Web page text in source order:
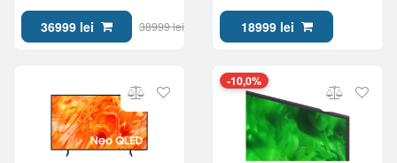
4K UHD, webOS, Black
36999 lei 38999 lei
UHD, Google TV, Black
18999 lei
-10,0%